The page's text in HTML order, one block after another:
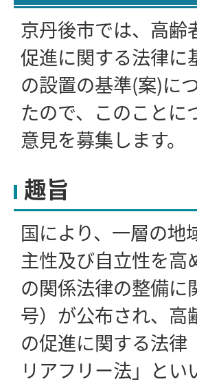
京丹後市では、高齢
促進に関する法律に
の設置の基準(案)に
たので、このことに
意見を募集します。
趣旨
国により、一層の地
主性及び自立性を高
の関係法律の整備
号）が公布され、高
の促進に関する法
リアフリー法」と